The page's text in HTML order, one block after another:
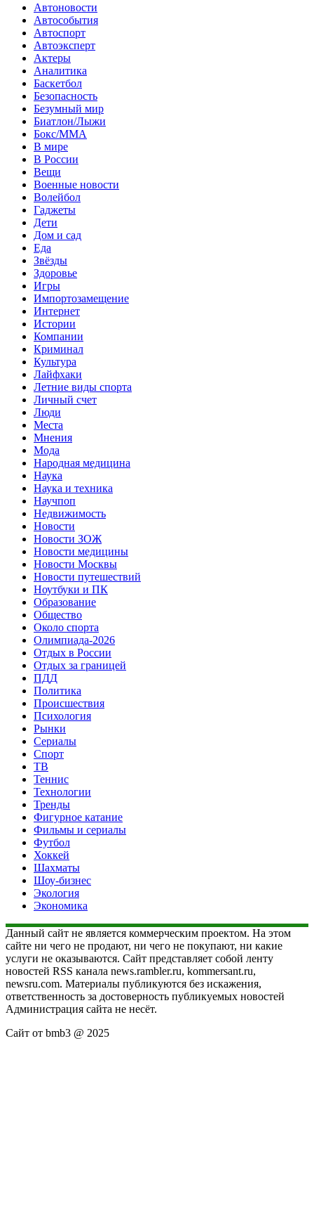
Автоновости
Автособытия
Автоспорт
Автоэксперт
Актеры
Аналитика
Баскетбол
Безопасность
Безумный мир
Биатлон/Лыжи
Бокс/MMA
В мире
В России
Вещи
Военные новости
Волейбол
Гаджеты
Дети
Дом и сад
Еда
Звёзды
Здоровье
Игры
Импортозамещение
Интернет
Истории
Компании
Криминал
Культура
Лайфхаки
Летние виды спорта
Личный счет
Люди
Места
Мнения
Мода
Народная медицина
Наука
Наука и техника
Научпоп
Недвижимость
Новости
Новости ЗОЖ
Новости медицины
Новости Москвы
Новости путешествий
Ноутбуки и ПК
Образование
Общество
Около спорта
Олимпиада-2026
Отдых в России
Отдых за границей
ПДД
Политика
Происшествия
Психология
Рынки
Сериалы
Спорт
ТВ
Теннис
Технологии
Тренды
Фигурное катание
Фильмы и сериалы
Футбол
Хоккей
Шахматы
Шоу-бизнес
Экология
Экономика
Данный сайт не является коммерческим проектом. На этом
сайте ни чего не продают, ни чего не покупают, ни какие
услуги не оказываются. Сайт представляет собой ленту
новостей RSS канала news.rambler.ru, kommersant.ru,
newsru.com. Материалы публикуются без искажения,
ответственность за достоверность публикуемых новостей
Администрация сайта не несёт.
Сайт от bmb3 @ 2025